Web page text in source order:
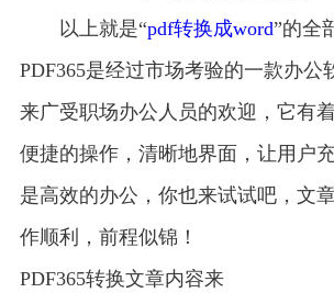
以上就是“pdf转换成word”的全
PDF365是经过市场考验的一款办公
来广受职场办公人员的欢迎，它有
便捷的操作，清晰地界面，让用户
是高效的办公，你也来试试吧，文
作顺利，前程似锦！
PDF365转换文章内容来